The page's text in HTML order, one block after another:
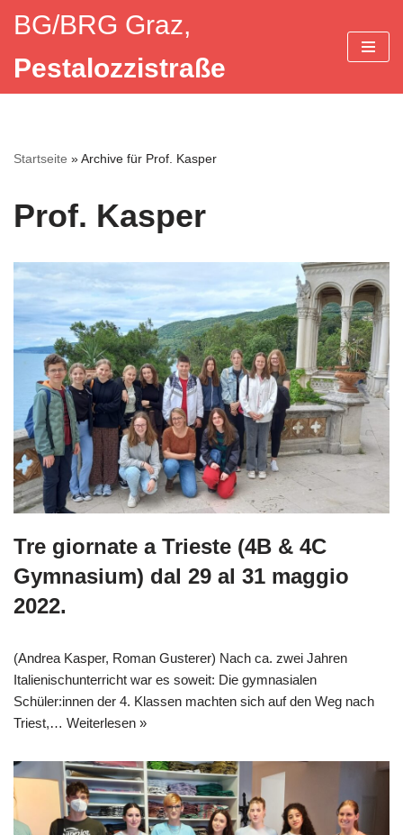
Inhalt
springen
BG/BRG Graz,
Pestalozzistraße
Startseite »Archive für Prof. Kasper
Prof. Kasper
Tre giornate a Trieste (4B & 4C
Gymnasium) dal 29 al 31 maggio
2022.
(Andrea Kasper, Roman Gusterer) Nach ca. zwei Jahren
Italienischunterricht war es soweit: Die gymnasialen
Schüler:innen der 4. Klassen machten sich auf den Weg nach
Triest,… Weiterlesen »